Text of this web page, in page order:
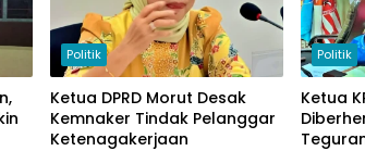
Politik
Ketua DPRD Morut Desak
Kemnaker Tindak Pelanggar
Ketenagakerjaan
Politik
Ketua